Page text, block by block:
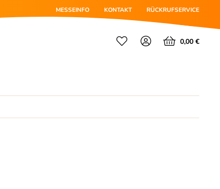
MESSEINFO KONTAKT RÜCKRUFSERVICE
0,00 €